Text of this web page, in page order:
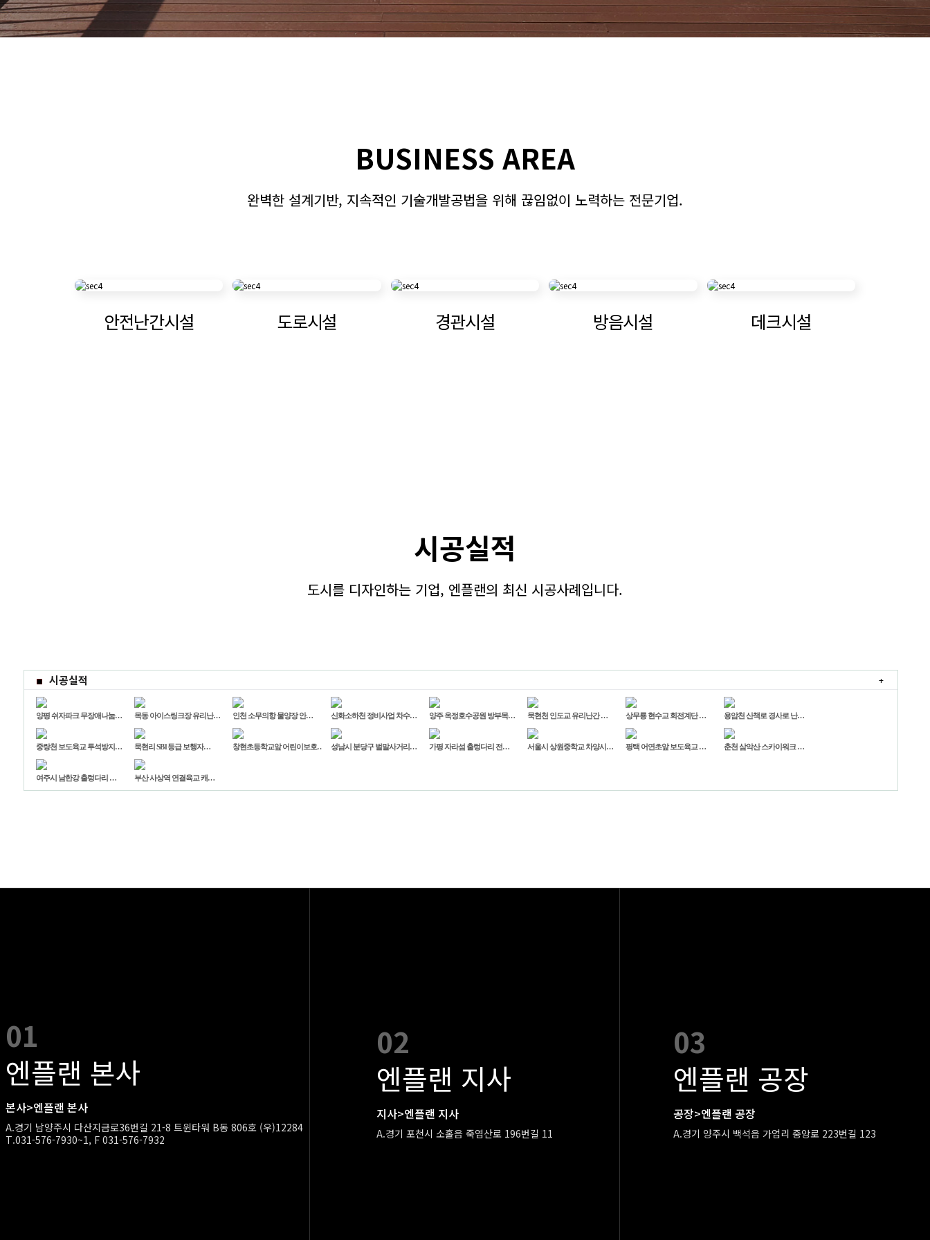
BUSINESS AREA
완벽한 설계기반, 지속적인 기술개발공법을 위해 끊임없이 노력하는 전문기업.
안전난간시설 도로시설 경관시설 방음시설 데크시설
시공실적
도시를 디자인하는 기업, 엔플랜의 최신 시공사례입니다.
시공실적 +
양평 쉬자파크 무장애나눔… 목동 아이스링크장 유리난… 인천 소무의항 물양장 안… 신화소하천 정비사업 차수… 양주 옥정호수공원 방부목… 묵현천 인도교 유리난간 … 상무룡 현수교 회전계단 … 용암천 산책로 경사로 난…
중랑천 보도육교 투석방지… 묵현리 SB1등급 보행자… 창현초등학교앞 어린이보호… 성남시 분당구 벌말사거리… 가평 자라섬 출렁다리 전… 서울시 상원중학교 차양시… 평택 어연초앞 보도육교 … 춘천 삼악산 스카이워크 …
여주시 남한강 출렁다리 … 부산 사상역 연결육교 캐…
01
엔플랜 본사
본사>엔플랜 본사
A.경기 남양주시 다산지금로36번길 21-8 트윈타워 B동 806호 (우)12284
T.031-576-7930~1, F 031-576-7932
02
엔플랜 지사
지사>엔플랜 지사
A.경기 포천시 소홀읍 죽엽산로 196번길 11
03
엔플랜 공장
공장>엔플랜 공장
A.경기 양주시 백석읍 가업리 중앙로 223번길 123